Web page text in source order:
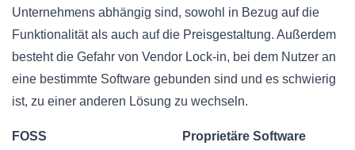
Unternehmens abhängig sind, sowohl in Bezug auf die
Funktionalität als auch auf die Preisgestaltung. Außerdem
besteht die Gefahr von Vendor Lock-in, bei dem Nutzer an
eine bestimmte Software gebunden sind und es schwierig
ist, zu einer anderen Lösung zu wechseln.
FOSS
Proprietäre Software